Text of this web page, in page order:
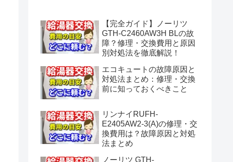
【完全ガイド】ノーリツ
GTH-C2460AW3H BLの故
障？修理・交換費用と原因
別対処法を徹底解説！
エコキュートの故障原因と
対処法まとめ：修理・交換
前に知っておくべきこと
リンナイRUFH-
E2405AW2-3(A)の修理・交
換費用は？故障原因と対処
法まとめ
ノーリツ GTH-